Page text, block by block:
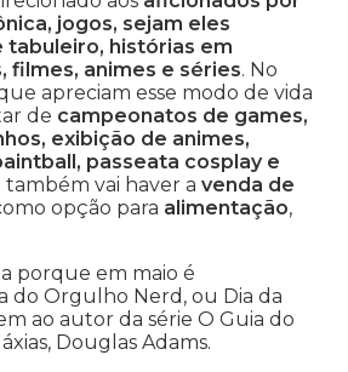
jogos, sejam eles
tabuleiro, histórias em
filmes, animes e séries. No
apreciam esse modo de vida
de campeonatos de games,
exibição de animes,
passeata cosplay e
também vai haver a venda de
opção para alimentação,
porque em maio é
do Orgulho Nerd, ou Dia da
ao autor da série O Guia do
Douglas Adams.